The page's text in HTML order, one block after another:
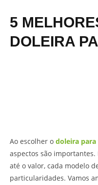
5
DOLEIRA
Ao escolher o doleira para
aspectos são
até o valor, cada modelo
particularidades. Vamos